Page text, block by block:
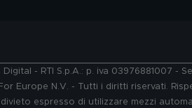
- RTI S.p.A.: p. iva 03976881007 -
Europe N.V. - Tutti i diritti riservati.
espresso di utilizzare mezzi